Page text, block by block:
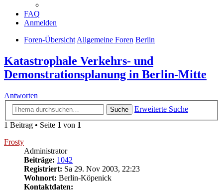
FAQ
Anmelden
Foren-ÜbersichtAllgemeine Foren Berlin
Katastrophale Verkehrs- und
Demonstrationsplanung in Berlin-Mitte
Antworten
Suche
Erweiterte Suche
1 Beitrag • Seite 1 von 1
Frosty
Administrator
Beiträge: 1042
Registriert: Sa 29. Nov 2003, 22:23
Wohnort: Berlin-Köpenick
Kontaktdaten: